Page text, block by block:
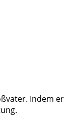
Indem er